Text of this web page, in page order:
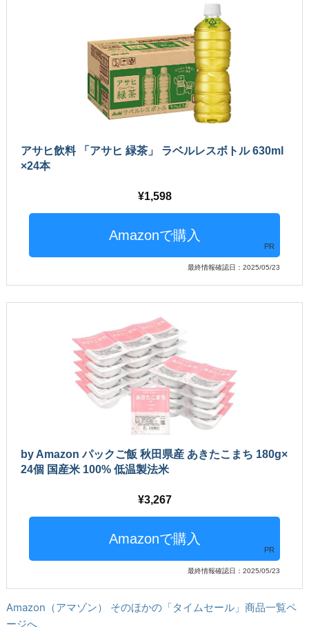
アサヒ飲料 「アサヒ 緑茶」 ラベルレスボトル 630ml
×24本
1,598
PR
最終情報確認日：2025/05/23
by Amazon パックご飯 秋田県産 あきたこまち 180g×
24個 国産米 100% 低温製法米
3,267
PR
最終情報確認日：2025/05/23
Amazon（アマゾン） そのほかの「タイムセール」商品一覧ペ
ージへ